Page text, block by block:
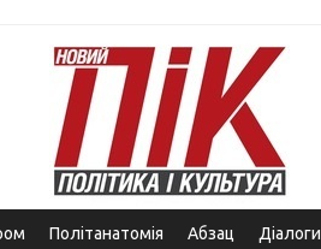
Політанатомія Абзац Діалоги